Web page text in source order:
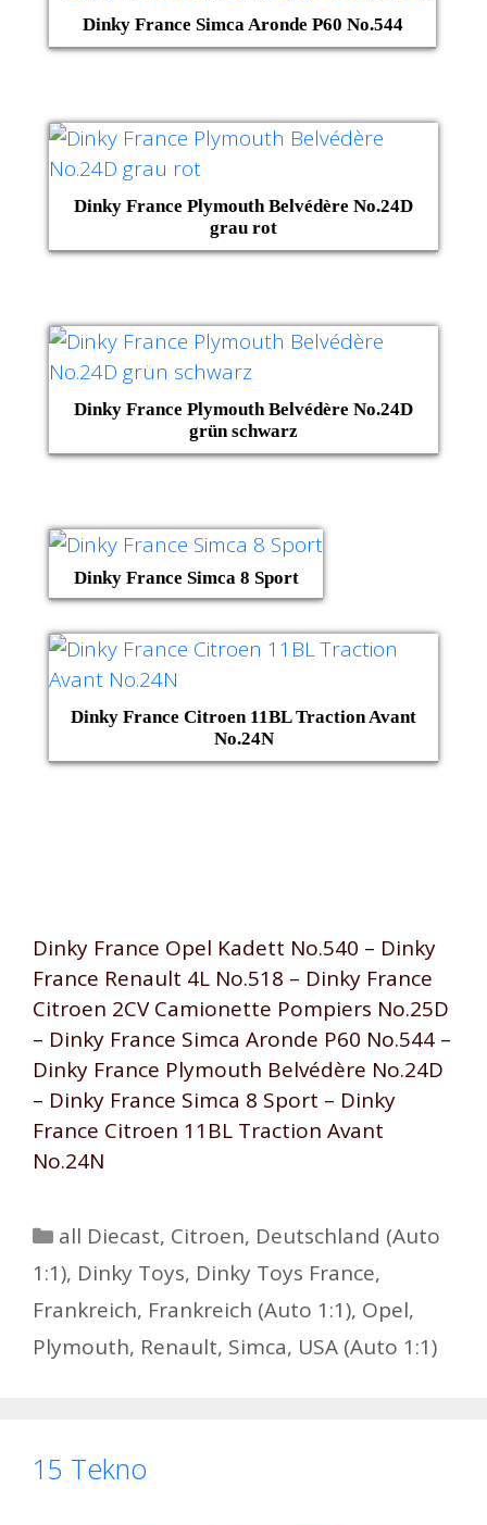
Dinky France Simca Aronde P60 No.544
Dinky France Plymouth Belvédère No.24D
grau rot
Dinky France Plymouth Belvédère No.24D
grün schwarz
Dinky France Simca 8 Sport
Dinky France Citroen 11BL Traction Avant
No.24N
Dinky France Opel Kadett No.540 – Dinky
France Renault 4L No.518 – Dinky France
Citroen 2CV Camionette Pompiers No.25D
– Dinky France Simca Aronde P60 No.544 –
Dinky France Plymouth Belvédère No.24D
– Dinky France Simca 8 Sport – Dinky
France Citroen 11BL Traction Avant
No.24N
Kategorien
all Diecast, Citroen, Deutschland (Auto
1:1), Dinky Toys, Dinky Toys France,
Frankreich, Frankreich (Auto 1:1), Opel,
Plymouth, Renault, Simca, USA (Auto 1:1)
15 Tekno